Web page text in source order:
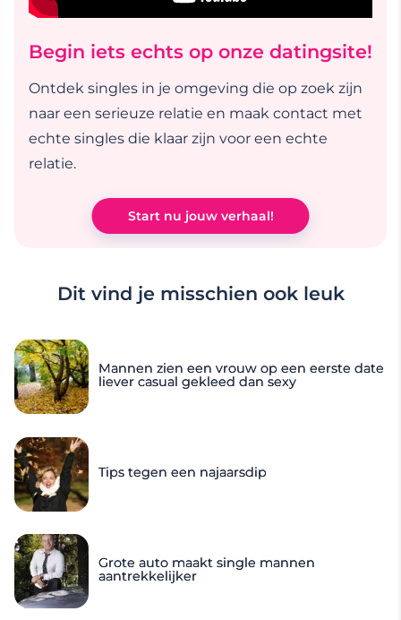
Begin iets echts op onze datingsite!
Ontdek singles in je omgeving die op zoek zijn
naar een serieuze relatie en maak contact met
echte singles die klaar zijn voor een echte
relatie.
Start nu jouw verhaal!
Dit vind je misschien ook leuk
Mannen zien een vrouw op een eerste date
liever casual gekleed dan sexy
Tips tegen een najaarsdip
Grote auto maakt single mannen
aantrekkelijker